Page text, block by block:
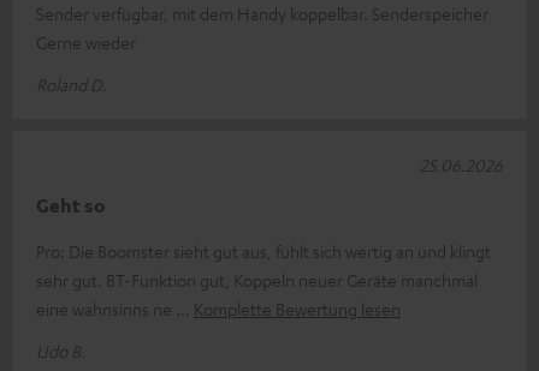
Sender verfügbar, mit dem Handy koppelbar. Senderspeicher
Gerne wieder
Roland D.
Geht so
Pro: Die Boomster sieht gut aus, fühlt sich wertig an und klingt
sehr gut. BT-Funktion gut, Koppeln neuer Geräte manchmal
eine wahnsinns ne
Komplette Bewertung lesen
Udo B.
25.06.2026